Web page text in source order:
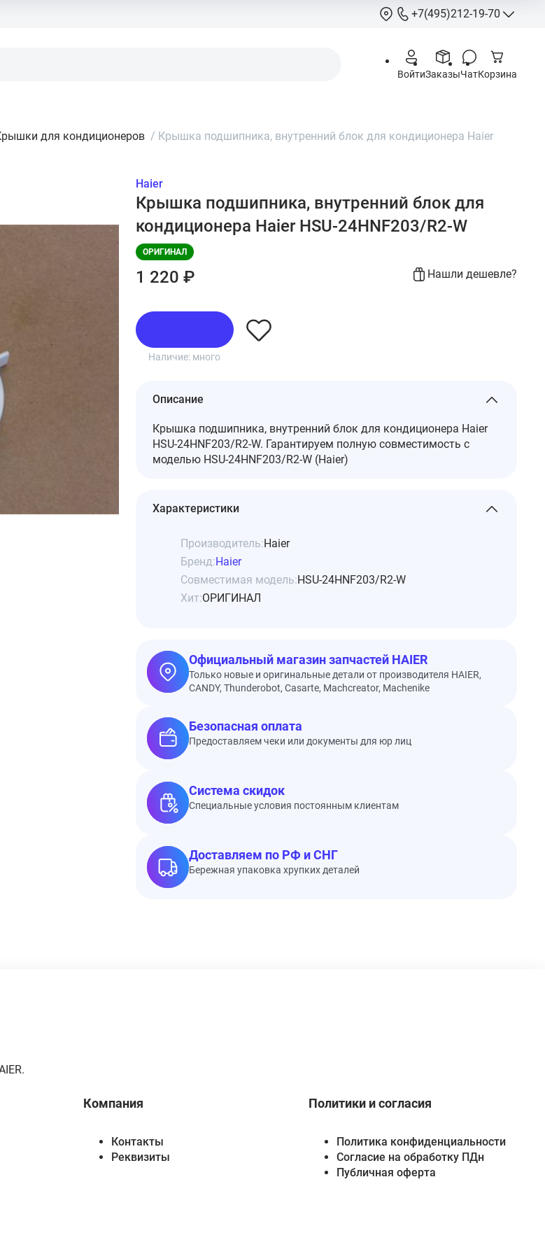
+7(495)212-19-70
info@hcstore.ru
Выходные:
шоссе 130, корп.
ВойтиЗаказыЧатКорзина
для кондиционеров / Крышка подшипника, внутренний блок для кондиционера Haier
Haier
Крышка подшипника, внутренний блок для
кондиционера Haier HSU-24HNF203/R2-W
ОРИГИНАЛ
1 220 ₽ Нашли дешевле?
Наличие: много
Описание
Крышка подшипника, внутренний блок для кондиционера Haier
HSU-24HNF203/R2-W. Гарантируем полную совместимость с
моделью HSU-24HNF203/R2-W (Haier)
Характеристики
Производитель:Haier
Бренд:Haier
Совместимая модель:HSU-24HNF203/R2-W
Хит:ОРИГИНАЛ
Официальный магазин запчастей HAIER
Только новые и оригинальные детали от производителя HAIER,
CANDY, Thunderobot, Casarte, Machcreator, Machenike
Безопасная оплата
Предоставляем чеки или документы для юр лиц
Система скидок
Специальные условия постоянным клиентам
Доставляем по РФ и СНГ
Бережная упаковка хрупких деталей
Компания
Контакты
Реквизиты
Политики и согласия
Политика конфиденциальности
Согласие на обработку ПДн
Публичная оферта